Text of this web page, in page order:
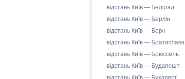
відстань Київ — Белград
відстань Київ — Берлін
відстань Київ — Берн
відстань Київ — Братислава
відстань Київ — Брюссель
відстань Київ — Будапешт
відстань Київ — Бухарест